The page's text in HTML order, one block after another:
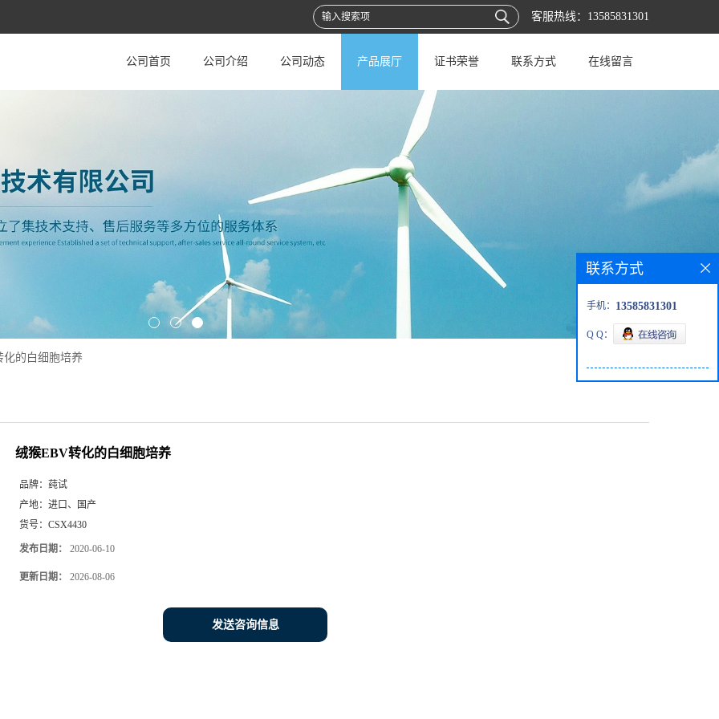
客服热线： 13585831301
公司首页 公司介绍 公司动态 产品展厅 证书荣誉 联系方式 在线留言
化的白细胞培养
绒猴EBV转化的白细胞培养
品牌： 莼试
产地： 进口、国产
货号： CSX4430
发布日期： 2020-06-10
更新日期： 2026-08-06
发送咨询信息
联系方式
手机： 13585831301
Q Q：